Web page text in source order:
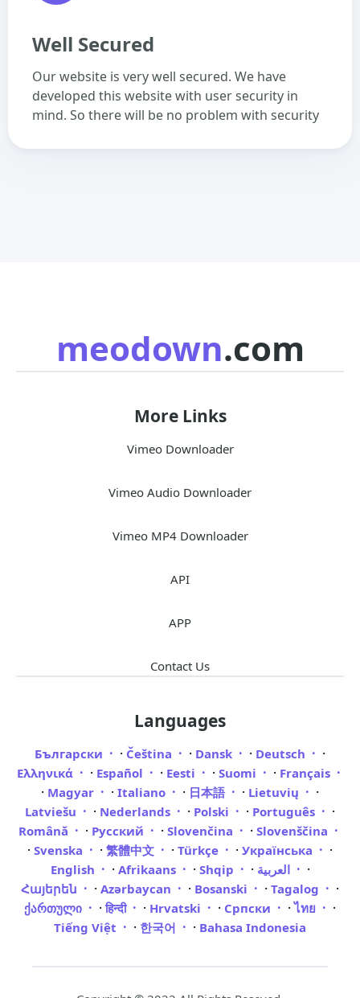
Well Secured
Our website is very well secured. We have
developed this website with user security in
mind. So there will be no problem with security
meodown.com
More Links
Vimeo Downloader
Vimeo Audio Downloader
Vimeo MP4 Downloader
API
APP
Contact Us
Languages
Български · Čeština · Dansk · Deutsch ·
Ελληνικά · Español · Eesti · Suomi · Français
· Magyar · Italiano · 日本語 · Lietuvių ·
Latviešu · Nederlands · Polski · Português ·
Română · Русский · Slovenčina · Slovenščina
· Svenska · 繁體中文 · Türkçe · Українська ·
English · Afrikaans · Shqip · العربية ·
Հայերեն · Azərbaycan · Bosanski · Tagalog ·
ქართული · हिन्दी · Hrvatski · Српски ·ไทย ·
Tiếng Việt · 한국어 · Bahasa Indonesia